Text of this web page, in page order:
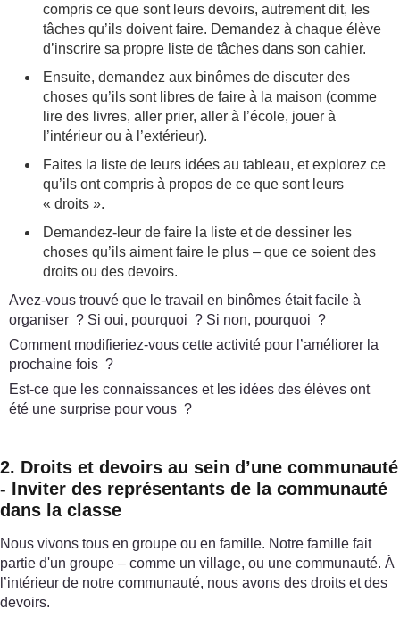
compris ce que sont leurs devoirs, autrement dit, les
tâches qu’ils doivent faire. Demandez à chaque élève
d’inscrire sa propre liste de tâches dans son cahier.
Ensuite, demandez aux binômes de discuter des
choses qu’ils sont libres de faire à la maison (comme
lire des livres, aller prier, aller à l’école, jouer à
l’intérieur ou à l’extérieur).
Faites la liste de leurs idées au tableau, et explorez ce
qu’ils ont compris à propos de ce que sont leurs
« droits ».
Demandez-leur de faire la liste et de dessiner les
choses qu’ils aiment faire le plus – que ce soient des
droits ou des devoirs.
Avez-vous trouvé que le travail en binômes était facile à
organiser ? Si oui, pourquoi ? Si non, pourquoi ?
Comment modifieriez-vous cette activité pour l’améliorer la
prochaine fois ?
Est-ce que les connaissances et les idées des élèves ont
été une surprise pour vous ?
2. Droits et devoirs au sein d’une communauté
- Inviter des représentants de la communauté
dans la classe
Nous vivons tous en groupe ou en famille. Notre famille fait
partie d'un groupe – comme un village, ou une communauté. À
l’intérieur de notre communauté, nous avons des droits et des
devoirs.